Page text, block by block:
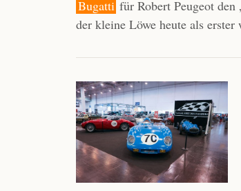
Bugatti für Robert Peugeot
der kleine Löwe heute als